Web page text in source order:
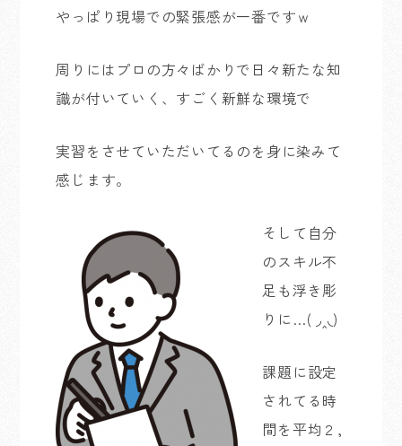
やっぱり現場での緊張感が一番ですｗ
周りにはプロの方々ばかりで日々新たな知
識が付いていく、すごく新鮮な環境で
実習をさせていただいてるのを身に染みて
感じます。
そして自分
のスキル不
足も浮き彫
りに…( ◞‸◟)
課題に設定
されてる時
間を平均２,